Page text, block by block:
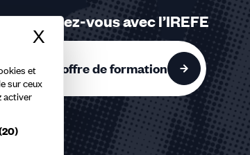
et
sur ceux
activer
X Masquer le bandeau des
Formez-vous avec l’IREFE
L'offre de formation